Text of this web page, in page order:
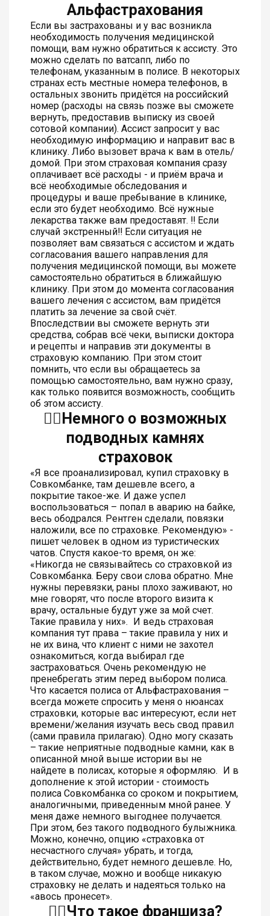
Альфастрахования
Если вы застрахованы и у вас возникла
необходимость получения медицинской
помощи, вам нужно обратиться к ассисту. Это
можно сделать по ватсапп, либо по
телефонам, указанным в полисе. В некоторых
странах есть местные номера телефонов, в
остальных звонить придётся на российский
номер (расходы на связь позже вы сможете
вернуть, предоставив выписку из своей
сотовой компании). Ассист запросит у вас
необходимую информацию и направит вас в
клинику. Либо вызовет врача к вам в отель/
домой. При этом страховая компания сразу
оплачивает всё расходы - и приём врача и
всё необходимые обследования и
процедуры и ваше пребывание в клинике,
если это будет необходимо. Всё нужные
лекарства также вам предоставят. ‼️ Если
случай экстренный‼️ Если ситуация не
позволяет вам связаться с ассистом и ждать
согласования вашего направления для
получения медицинской помощи, вы можете
самостоятельно обратиться в ближайшую
клинику. При этом до момента согласования
вашего лечения с ассистом, вам придётся
платить за лечение за свой счёт.
Впоследствии вы сможете вернуть эти
средства, собрав всё чеки, выписки доктора
и рецепты и направив эти документы в
страховую компанию. При этом стоит
помнить, что если вы обращаетесь за
помощью самостоятельно, вам нужно сразу,
как только появится возможность, сообщить
об этом ассисту.
👆🏻Немного о возможных
подводных камнях
страховок
«Я все проанализировал, купил страховку в
Совкомбанке, там дешевле всего, а
покрытие такое-же. И даже успел
воспользоваться – попал в аварию на байке,
весь ободрался. Рентген сделали, повязки
наложили, все по страховке. Рекомендую» -
пишет человек в одном из туристических
чатов. Спустя какое-то время, он же:
«Никогда не связывайтесь со страховкой из
Совкомбанка. Беру свои слова обратно. Мне
нужны перевязки, раны плохо заживают, но
мне говорят, что после второго визита к
врачу, остальные будут уже за мой счет.
Такие правила у них». И ведь страховая
компания тут права – такие правила у них и
не их вина, что клиент с ними не захотел
ознакомиться, когда выбирал где
застраховаться. Очень рекомендую не
пренебрегать этим перед выбором полиса.
Что касается полиса от Альфастрахования –
всегда можете спросить у меня о нюансах
страховки, которые вас интересуют, если нет
времени/желания изучать весь свод правил
(сами правила прилагаю). Одно могу сказать
– такие неприятные подводные камни, как в
описанной мной выше истории вы не
найдете в полисах, которые я оформляю. И в
дополнение к этой истории - стоимость
полиса Совкомбанка со сроком и покрытием,
аналогичными, приведенным мной ранее. У
меня даже немного выгоднее получается.
При этом, без такого подводного булыжника.
Можно, конечно, опцию «страховка от
несчастного случая» убрать, и тогда,
действительно, будет немного дешевле. Но,
в таком случае, можно и вообще никакую
страховку не делать и надеяться только на
«авось пронесет».
👆🏻Что такое франшиза?